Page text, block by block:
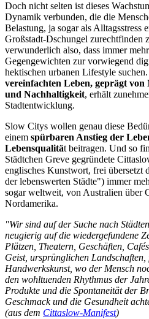
Doch nicht selten ist dieses
Dynamik verbunden, die die
Belastung, ja sogar als Alltagsstress
Großstadt-Dschungel zurechtfinden
verwunderlich also, dass immer
Gegengewichten zur vorwiegend
hektischen urbanen Lifestyle
vereinfachten Leben, geprägt
und Nachhaltigkeit, erhält
Stadtentwicklung.
Slow Citys wollen genau diese
einem spürbaren Anstieg der
Lebensqualität beitragen. Und so
Städtchen Greve gegründete
englisches Kunstwort, frei übersetzt
der lebenswerten Städte") immer
sogar weltweit, von Australien über
Nordamerika.
"Wir sind auf der Suche nach
neugierig auf die wiedergefundene
Plätzen, Theatern, Geschäften,
Geist, ursprünglichen Landschaften,
Handwerkskunst, wo der Mensch
den wohltuenden Rhythmus der
Produkte und die Spontaneität der
Geschmack und die Gesundheit
(aus dem Cittaslow-Manifest)